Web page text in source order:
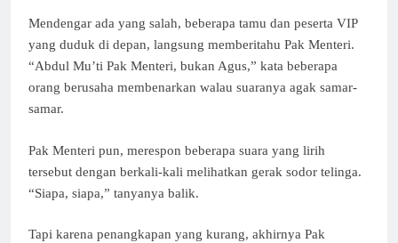
Mendengar ada yang salah, beberapa tamu dan peserta VIP
yang duduk di depan, langsung memberitahu Pak Menteri.
“Abdul Mu’ti Pak Menteri, bukan Agus,” kata beberapa
orang berusaha membenarkan walau suaranya agak samar-
samar.
Pak Menteri pun, merespon beberapa suara yang lirih
tersebut dengan berkali-kali melihatkan gerak sodor telinga.
“Siapa, siapa,” tanyanya balik.
Tapi karena penangkapan yang kurang, akhirnya Pak